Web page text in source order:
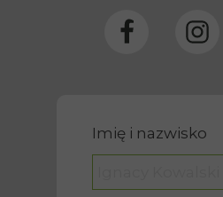
Imię i nazwisko